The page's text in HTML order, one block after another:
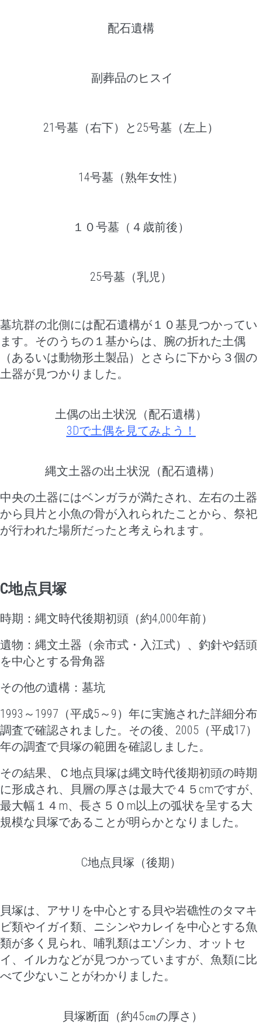
配石遺構
副葬品のヒスイ
21号墓（右下）と25号墓（左上）
14号墓（熟年女性）
１０号墓（４歳前後）
25号墓（乳児）
墓坑群の北側には配石遺構が１０基見つかってい
ます。そのうちの１基からは、腕の折れた土偶
（あるいは動物形土製品）とさらに下から３個の
土器が見つかりました。
土偶の出土状況（配石遺構）
3Dで土偶を見てみよう！
縄文土器の出土状況（配石遺構）
中央の土器にはベンガラが満たされ、左右の土器
から貝片と小魚の骨が入れられたことから、祭祀
が行われた場所だったと考えられます。
C地点貝塚
時期：縄文時代後期初頭（約4,000年前）
遺物：縄文土器（余市式・入江式）、 釣針や銛頭
を中心とする骨角器
その他の遺構：墓坑
1993～1997（平成5～9）年に実施された詳細分布
調査で確認されました。その後、2005（平成17）
年の調査で貝塚の範囲を確認しました。
その結果、Ｃ地点貝塚は縄文時代後期初頭の時期
に形成され、貝層の厚さは最大で４５cmですが、
最大幅１４m、長さ５０m以上の弧状を呈する大
規模な貝塚であることが明らかとなりました。
C地点貝塚（後期）
貝塚は、アサリを中心とする貝や岩礁性のタマキ
ビ類やイガイ類、ニシンやカレイを中心とする魚
類が多く見られ、哺乳類はエゾシカ、オットセ
イ、イルカなどが見つかっていますが、魚類に比
べて少ないことがわかりました。
貝塚断面（約45㎝の厚さ）